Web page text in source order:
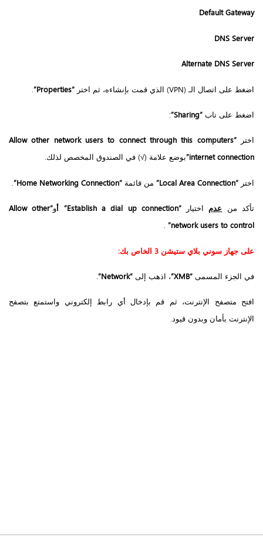
Default Gateway
DNS Server
Alternate DNS Server
اضغط على اتصال الـ (VPN) الذي قمت بإنشاءه، ثم اختر “Properties”
اضغط على تاب “Sharing”
:
اختر “Allow other network users to connect through this computers
internet connection” بوضع علامة (√) في الصندوق المخصص لذلك.
اختر “Local Area Connection” من قائمة “Home Networking Connection”
.
تأكد من عدم اختيار“Establish a dial up connection” أو “Allow other
network users to control”
.
على جهاز سوني بلاي ستيشن 3 الخاص بك:
في الجزء المسمى “XMB” ، اذهب إلى “Network”
.
افتح متصفح الإنترنت، ثم قم بإدخال أي رابط إلكتروني واستمتع بتصفح
الإنترنت بأمان وبدون قيود.